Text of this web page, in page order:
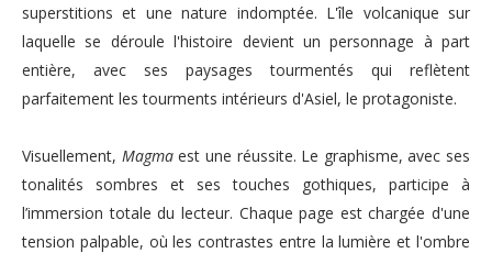
superstitions et une nature indomptée. L'île volcanique sur
laquelle se déroule l'histoire devient un personnage à part
entière, avec ses paysages tourmentés qui reflètent
parfaitement les tourments intérieurs d'Asiel, le protagoniste.
Visuellement, Magmaest une réussite. Le graphisme, avec ses
tonalités sombres et ses touches gothiques, participe à
l’immersion totale du lecteur. Chaque page est chargée d'une
tension palpable, où les contrastes entre la lumière et l'ombre